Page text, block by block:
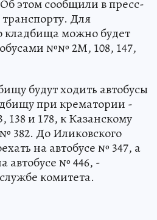
этом сообщили в пресс-
Для
можно будет
№№ 2М, 108, 147,
будут ходить автобусы
при крематории -
и 178, к Казанскому
382. До Иликовского
на автобусе № 347, а
автобусе № 446, -
комитета.